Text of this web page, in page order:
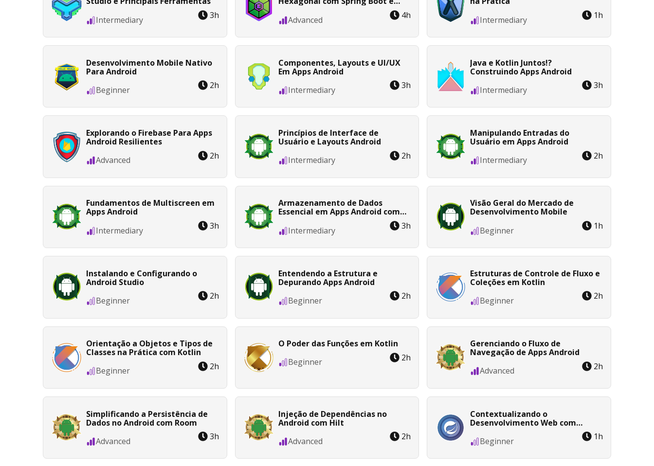
Intermediary
3h
Advanced
4h
Intermediary
1h
Desenvolvimento Mobile Nativo
Para Android
Beginner
2h
Componentes, Layouts e UI/UX
Em Apps Android
Intermediary
3h
Java e Kotlin Juntos!?
Construindo Apps Android
Intermediary
3h
Explorando o Firebase Para Apps
Android Resilientes
Advanced
2h
Princípios de Interface de
Usuário e Layouts Android
Intermediary
2h
Manipulando Entradas do
Usuário em Apps Android
Intermediary
2h
Fundamentos de Multiscreen em
Apps Android
Intermediary
3h
Armazenamento de Dados
Essencial em Apps Android com
Intermediary
3h
Visão Geral do Mercado de
Desenvolvimento Mobile
Beginner
1h
Instalando e Configurando o
Android Studio
Beginner
2h
Entendendo a Estrutura e
Depurando Apps Android
Beginner
2h
Estruturas de Controle de Fluxo e
Coleções em Kotlin
Beginner
2h
Orientação a Objetos e Tipos de
Classes na Prática com Kotlin
Beginner
2h
O Poder das Funções em Kotlin
Beginner
2h
Gerenciando o Fluxo de
Navegação de Apps Android
Advanced
2h
Simplificando a Persistência de
Dados no Android com Room
Advanced
3h
Injeção de Dependências no
Android com Hilt
Advanced
2h
Contextualizando o
Desenvolvimento Web com
Beginner
1h